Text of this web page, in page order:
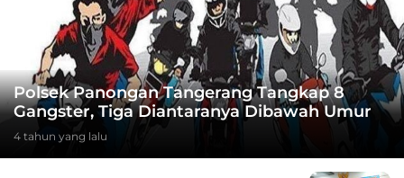
Polsek Panongan Tangerang Tangkap 8
Gangster, Tiga Diantaranya Dibawah Umur
4 tahun yang lalu